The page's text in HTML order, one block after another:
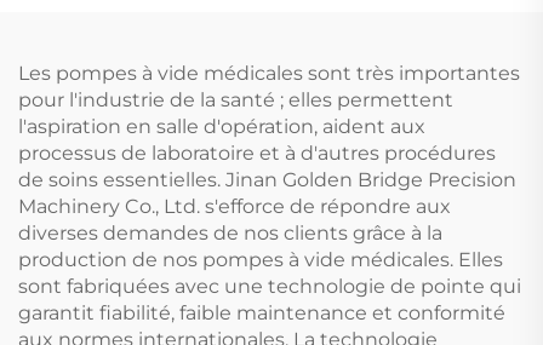
Les pompes à vide médicales sont très importantes
pour l'industrie de la santé ; elles permettent
l'aspiration en salle d'opération, aident aux
processus de laboratoire et à d'autres procédures
de soins essentielles. Jinan Golden Bridge Precision
Machinery Co., Ltd. s'efforce de répondre aux
diverses demandes de nos clients grâce à la
production de nos pompes à vide médicales. Elles
sont fabriquées avec une technologie de pointe qui
garantit fiabilité, faible maintenance et conformité
aux normes internationales. La technologie